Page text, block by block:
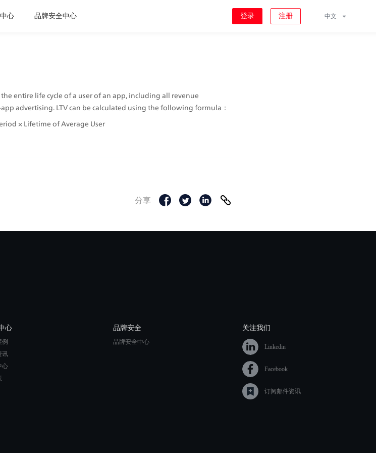
心 品牌安全中心 登录 注册 中文
entire life cycle of a user of an app, including all revenue
advertising. LTV can be calculated using the following formula：
× Lifetime of Average User
分享
心
讯
心
品牌安全
品牌安全中心
关注我们
Linkedin
Facebook
订阅邮件资讯